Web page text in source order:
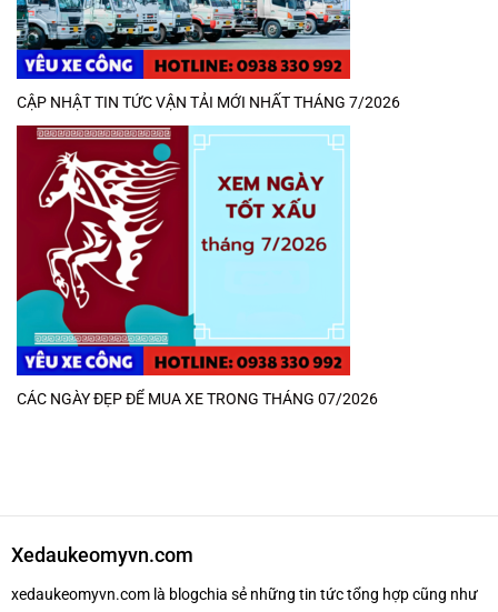
CẬP NHẬT TIN TỨC VẬN TẢI MỚI NHẤT THÁNG 7/2026
CÁC NGÀY ĐẸP ĐỂ MUA XE TRONG THÁNG 07/2026
Xedaukeomyvn.com
xedaukeomyvn.com là blogchia sẻ những tin tức tổng hợp cũng như